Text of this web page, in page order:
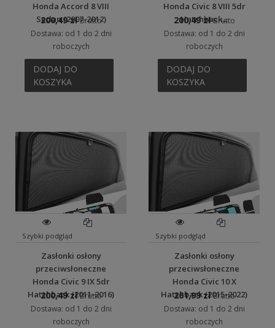
Honda Accord 8 VIII
Sedan (2007-2012)
200,49 zł Brutto
Dostawa: od 1 do 2 dni
roboczych
DODAJ DO
KOSZYKA
Honda Civic 8 VIII 5dr
Hatchback...
200,49 zł Brutto
Dostawa: od 1 do 2 dni
roboczych
DODAJ DO
KOSZYKA
Szybki podgląd
Zasłonki osłony
przeciwsłoneczne
Honda Civic 9 IX 5dr
Hatchback (2011-2016)
200,49 zł Brutto
Dostawa: od 1 do 2 dni
roboczych
Szybki podgląd
Zasłonki osłony
przeciwsłoneczne
Honda Civic 10 X
Hatchback (2015-2022)
261,99 zł Brutto
Dostawa: od 1 do 2 dni
roboczych